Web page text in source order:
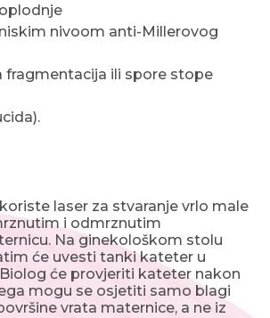
nivoom anti-Millerovog
ili spore stope
laser za stvaranje vrlo male
i odmrznutim
Na ginekološkom stolu
će uvesti tanki kateter u
će provjeriti kateter nakon
mogu se osjetiti samo blagi
vrata maternice, a ne iz